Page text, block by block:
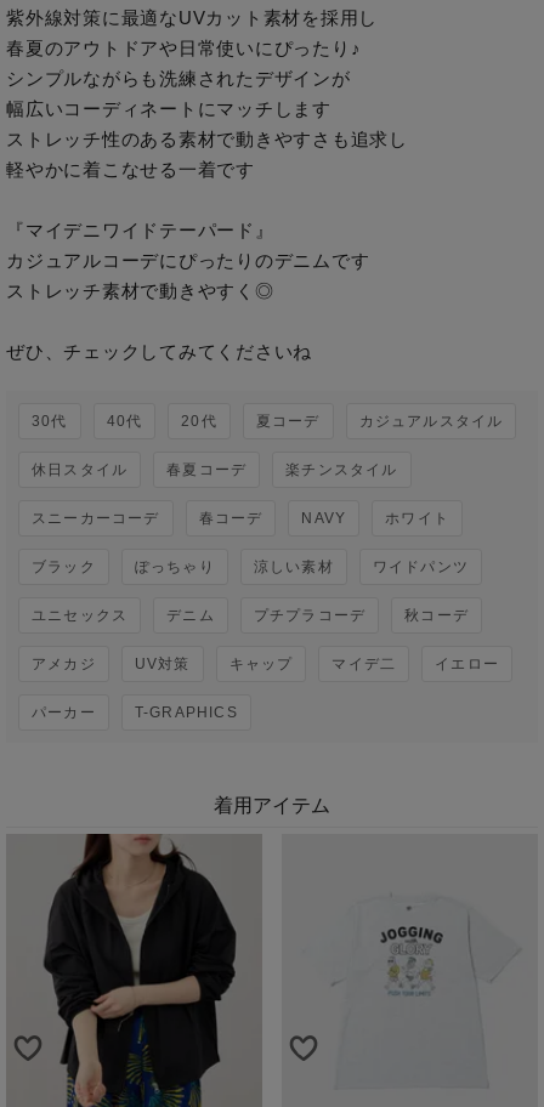
紫外線対策に最適なUVカット素材を採用し
春夏のアウトドアや日常使いにぴったり♪
シンプルながらも洗練されたデザインが
幅広いコーディネートにマッチします
ストレッチ性のある素材で動きやすさも追求し
軽やかに着こなせる一着です
『マイデニワイドテーパード』
カジュアルコーデにぴったりのデニムです
ストレッチ素材で動きやすく◎
ぜひ、チェックしてみてくださいね
30代 40代 20代 夏コーデ カジュアルスタイル
休日スタイル 春夏コーデ 楽チンスタイル
スニーカーコーデ 春コーデ NAVY ホワイト
ブラック ぽっちゃり 涼しい素材 ワイドパンツ
ユニセックス デニム プチプラコーデ 秋コーデ
アメカジ UV対策 キャップ マイデ二 イエロー
パーカー T-GRAPHICS
着用アイテム